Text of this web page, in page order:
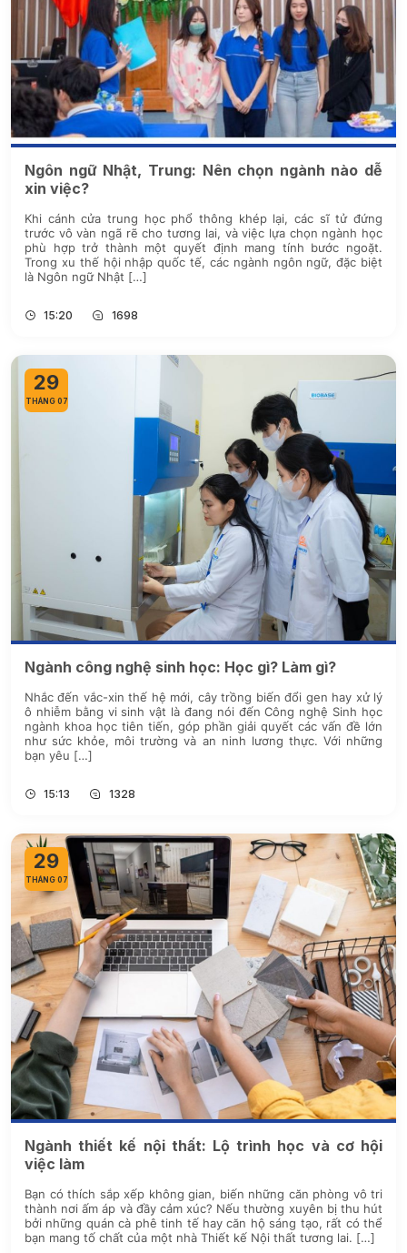
Ngôn ngữ Nhật, Trung: Nên chọn ngành nào dễ
xin việc?
Khi cánh cửa trung học phổ thông khép lại, các sĩ tử đứng
trước vô vàn ngã rẽ cho tương lai, và việc lựa chọn ngành học
phù hợp trở thành một quyết định mang tính bước ngoặt.
Trong xu thế hội nhập quốc tế, các ngành ngôn ngữ, đặc biệt
là Ngôn ngữ Nhật […]
15:20 1698
29
THÁNG 07
Ngành công nghệ sinh học: Học gì? Làm gì?
Nhắc đến vắc-xin thế hệ mới, cây trồng biến đổi gen hay xử lý
ô nhiễm bằng vi sinh vật là đang nói đến Công nghệ Sinh học
ngành khoa học tiên tiến, góp phần giải quyết các vấn đề lớn
như sức khỏe, môi trường và an ninh lương thực. Với những
bạn yêu […]
15:13 1328
29
THÁNG 07
Ngành thiết kế nội thất: Lộ trình học và cơ hội
việc làm
Bạn có thích sắp xếp không gian, biến những căn phòng vô tri
thành nơi ấm áp và đầy cảm xúc? Nếu thường xuyên bị thu hút
bởi những quán cà phê tinh tế hay căn hộ sáng tạo, rất có thể
bạn mang tố chất của một nhà Thiết kế Nội thất tương lai. […]